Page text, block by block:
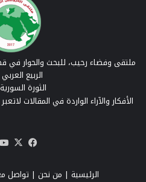
ملتقى وفضاء رحيب، للبحث والحوار في
الربيع
الثورة
الأفكار والآراء الواردة في المقالات
فيسبوك
‫X
الرئيسية | من نحن | تواصل